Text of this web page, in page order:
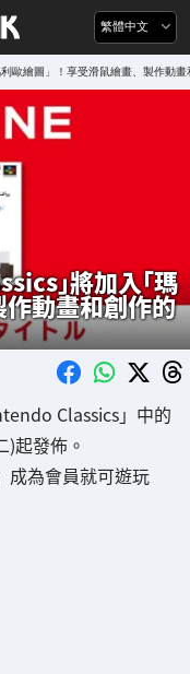
繁體中文
歐繪圖」！享受滑鼠繪畫、製作動
」將加入「瑪
作動畫和創作的
Classics」中的
)起發佈。
為會員就可遊玩